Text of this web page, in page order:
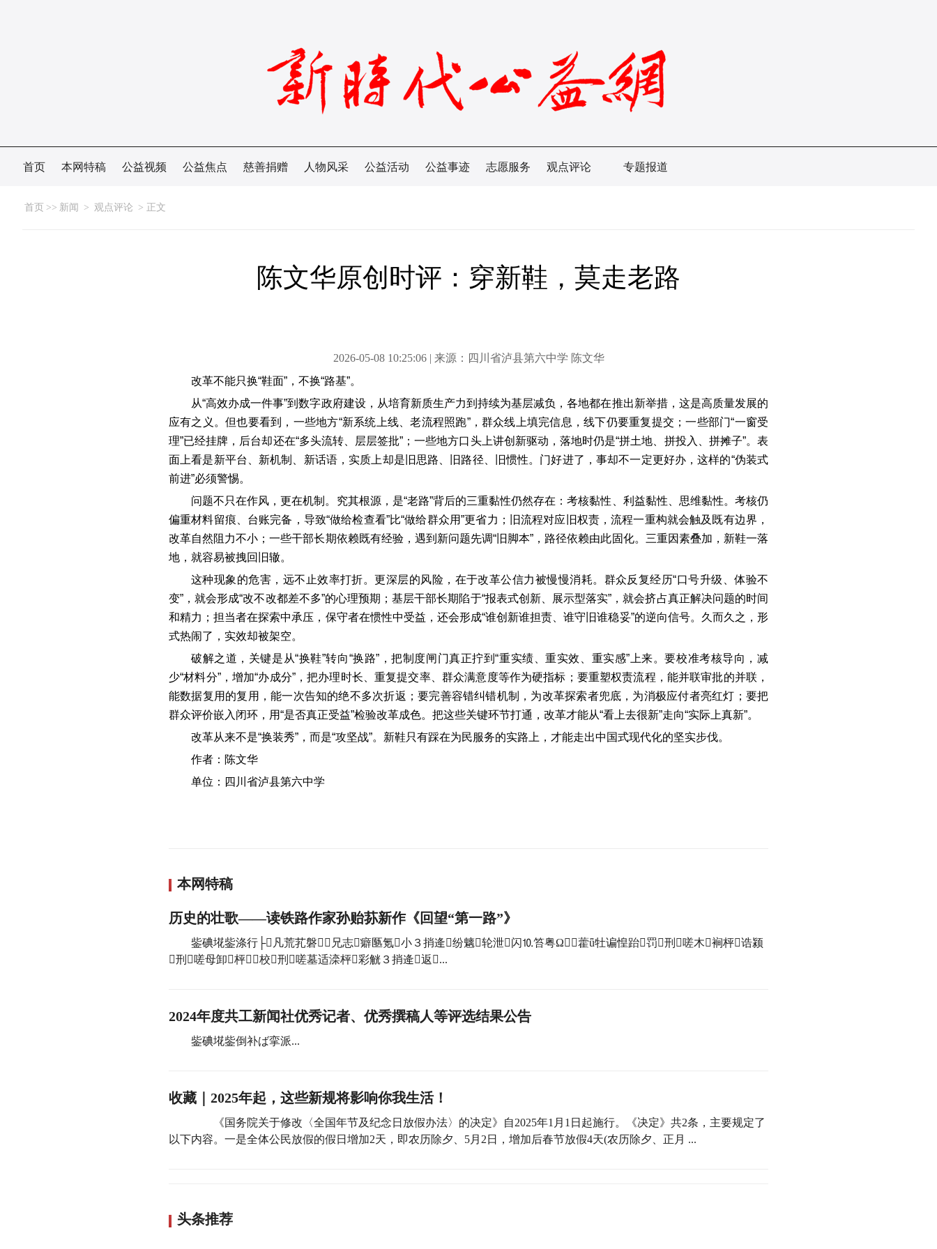
首页 本网特稿 公益视频 公益焦点 慈善捐赠 人物风采 公益活动 公益事迹 志愿服务 观点评论 专题报道
首页 >> 新闻 > 观点评论 > 正文
陈文华原创时评：穿新鞋，莫走老路
2026-05-08 10:25:06 | 来源：四川省泸县第六中学 陈文华
改革不能只换“鞋面”，不换“路基”。
从“高效办成一件事”到数字政府建设，从培育新质生产力到持续为基层减负，各地都在推出新举措，这是高质量发展的
应有之义。但也要看到，一些地方“新系统上线、老流程照跑”，群众线上填完信息，线下仍要重复提交；一些部门“一窗受
理”已经挂牌，后台却还在“多头流转、层层签批”；一些地方口头上讲创新驱动，落地时仍是“拼土地、拼投入、拼摊子”。表
面上看是新平台、新机制、新话语，实质上却是旧思路、旧路径、旧惯性。门好进了，事却不一定更好办，这样的“伪装式
前进”必须警惕。
问题不只在作风，更在机制。究其根源，是“老路”背后的三重黏性仍然存在：考核黏性、利益黏性、思维黏性。考核仍
偏重材料留痕、台账完备，导致“做给检查看”比“做给群众用”更省力；旧流程对应旧权责，流程一重构就会触及既有边界，
改革自然阻力不小；一些干部长期依赖既有经验，遇到新问题先调“旧脚本”，路径依赖由此固化。三重因素叠加，新鞋一落
地，就容易被拽回旧辙。
这种现象的危害，远不止效率打折。更深层的风险，在于改革公信力被慢慢消耗。群众反复经历“口号升级、体验不
变”，就会形成“改不改都差不多”的心理预期；基层干部长期陷于“报表式创新、展示型落实”，就会挤占真正解决问题的时间
和精力；担当者在探索中承压，保守者在惯性中受益，还会形成“谁创新谁担责、谁守旧谁稳妥”的逆向信号。久而久之，形
式热闹了，实效却被架空。
破解之道，关键是从“换鞋”转向“换路”，把制度闸门真正拧到“重实绩、重实效、重实感”上来。要校准考核导向，减
少“材料分”，增加“办成分”，把办理时长、重复提交率、群众满意度等作为硬指标；要重塑权责流程，能并联审批的并联，
能数据复用的复用，能一次告知的绝不多次折返；要完善容错纠错机制，为改革探索者兜底，为消极应付者亮红灯；要把
群众评价嵌入闭环，用“是否真正受益”检验改革成色。把这些关键环节打通，改革才能从“看上去很新”走向“实际上真新”。
改革从来不是“换装秀”，而是“攻坚战”。新鞋只有踩在为民服务的实路上，才能走出中国式现代化的坚实步伐。
作者：陈文华
单位：四川省泸县第六中学
本网特稿
历史的壮歌——读铁路作家孙贻荪新作《回望“第一路”》
鈭碘埖鈭涤行├凡荒芤磐兄志癖匦氪小３捎逄纷魑轮泄闪⒑笞粤Ω藿ǖ牡谝惶跆罚刑嗟木裥枰诰颍
刑嗟母卸枰校刑嗟墓适滦枰彩觥３捎逄返...
2024年度共工新闻社优秀记者、优秀撰稿人等评选结果公告
鈭碘埖鈭倒补ば挛派...
收藏｜2025年起，这些新规将影响你我生活！
《国务院关于修改〈全国年节及纪念日放假办法〉的决定》自2025年1月1日起施行。《决定》共2条，主要规定了
以下内容。一是全体公民放假的假日增加2天，即农历除夕、5月2日，增加后春节放假4天(农历除夕、正月 ...
头条推荐